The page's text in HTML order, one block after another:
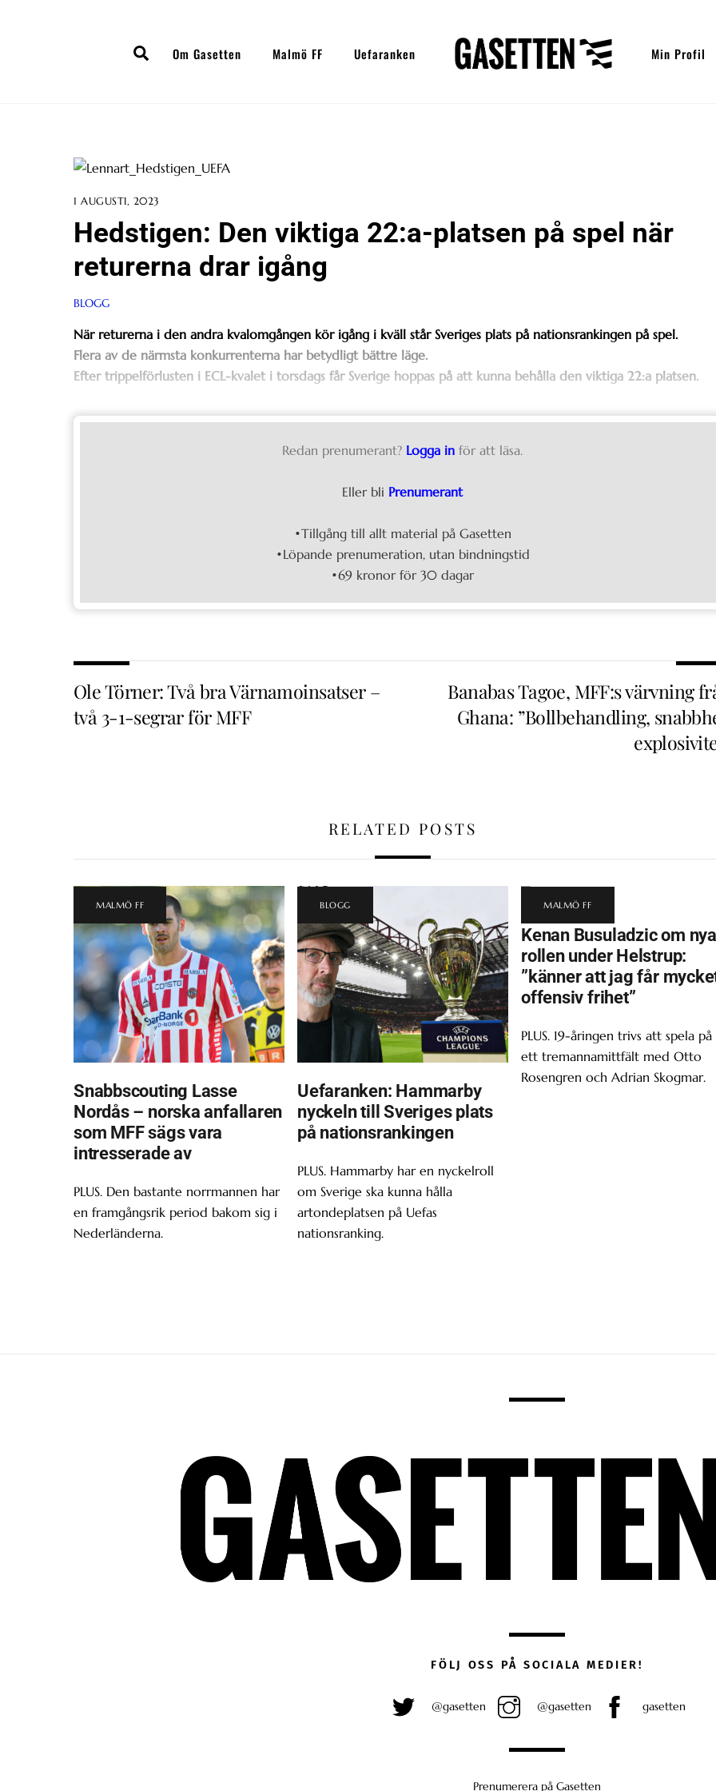
SearchOm Gasetten Malmö FF Uefaranken Min Profil
1 AUGUSTI, 2023
Hedstigen: Den viktiga 22:a-platsen på spel när
returerna drar igång
BLOGG
När returerna i den andra kvalomgången kör igång i kväll står Sveriges plats på nationsrankingen på spel.
Flera av de närmsta konkurrenterna har betydligt bättre läge.
Efter trippelförlusten i ECL-kvalet i torsdags får Sverige hoppas på att kunna behålla den viktiga 22:a platsen.
Redan prenumerant? Logga in för att läsa.
Eller bli Prenumerant
•Tillgång till allt material på Gasetten
•Löpande prenumeration, utan bindningstid
•69 kronor för 30 dagar
Ole Törner: Två bra Värnamoinsatser –
två 3-1-segrar för MFF
Banabas Tagoe, MFF:s värvning
Ghana: ”Bollbehandling,
RELATED POSTS
MALMÖ FF
Snabbscouting Lasse
Nordås – norska anfallaren
som MFF sägs vara
intresserade av
PLUS. Den bastante norrmannen har
en framgångsrik period bakom sig i
Nederländerna.
BLOGG
Uefaranken: Hammarby
nyckeln till Sveriges plats
på nationsrankingen
PLUS. Hammarby har en nyckelroll
om Sverige ska kunna hålla
artondeplatsen på Uefas
nationsranking.
MALMÖ FF
Kenan Busuladzic om nya
rollen under Helstrup:
”känner att jag får
offensiv frihet”
PLUS. 19-åringen trivs att spela på
ett tremannamittfält med Otto
Rosengren och Adrian Skogmar.
FÖLJ OSS PÅ SOCIALA MEDIER!
@gasetten @gasetten gasetten
Prenumerera på Gasetten